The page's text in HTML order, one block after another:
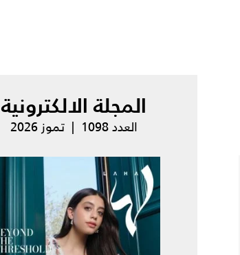
المجلة الالكترونية
العدد 1098 | تموز 2026